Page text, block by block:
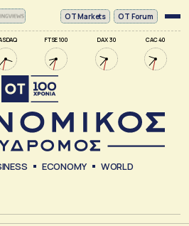
FTSE 100 DAX 30 CAC 40
ΟΤ Markets OT Forum
ECONOMY WORLD